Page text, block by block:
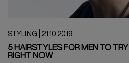
STYLING 21.10.2019
5 HAIRSTYLES FOR MEN TO TRY
RIGHT NOW